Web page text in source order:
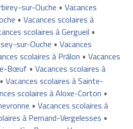
sur-Ouche • Vacances
• Vacances scolaires à
scolaires à Gergueil •
sur-Ouche • Vacances
scolaires à Prâlon • Vacances
Bœuf • Vacances scolaires à
• Vacances scolaires à Sainte-
scolaires à Aloxe-Corton •
• Vacances scolaires à
à Pernand-Vergelesses •